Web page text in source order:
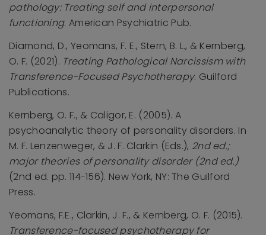
pathology: Treating self and interpersonal
functioning. American Psychiatric Pub.
Diamond, D., Yeomans, F. E., Stern, B. L., & Kernberg,
O. F. (2021). Treating Pathological Narcissism with
Transference-Focused Psychotherapy. Guilford
Publications.
Kernberg, O. F., & Caligor, E. (2005). A
psychoanalytic theory of personality disorders. In
M. F. Lenzenweger, & J. F. Clarkin (Eds.), 2nd ed.;
major theories of personality disorder (2nd ed.)
(2nd ed. pp. 114-156). New York, NY: The Guilford
Press.
Yeomans, F.E., Clarkin, J. F., & Kernberg, O. F. (2015).
Transference-focused psychotherapy for